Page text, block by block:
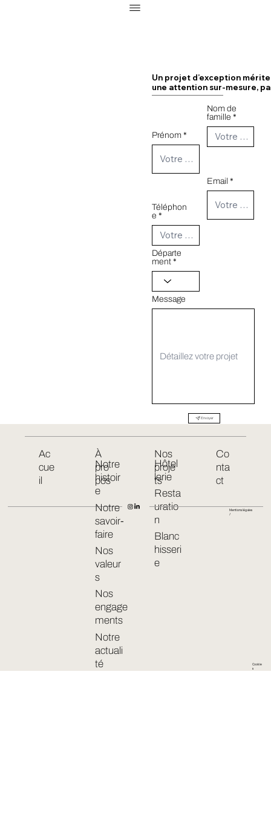
Un projet d’exception mérite
une attention sur-mesure,
Nom de
famille
Prénom
Email
Téléphon
e
Départe
ment
Message
Envoyer
Ac
cue
il
À
pro
pos
Notre
histoir
e
Notre
savoir-
faire
Nos
valeur
s
Nos
engage
ments
Notre
actuali
té
Nos
proje
ts
Hôtel
lerie
Resta
uratio
n
Blanc
hisseri
e
Co
nta
ct
Mentions légales
/
Cookie
s